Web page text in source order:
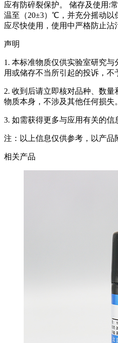
应有防碎裂保护。 储存及使用:
温至（20±3）℃，并充分摇动以
应尽快使用，使用中严格防止沾
声明
1. 本标准物质仅供实验室研究
用或储存不当所引起的投诉，不
2. 收到后请立即核对品种、数
物质本身，不涉及其他任何损失。
3. 如需获得更多与应用有关的信
注：以上信息仅供参考，以产品
相关产品